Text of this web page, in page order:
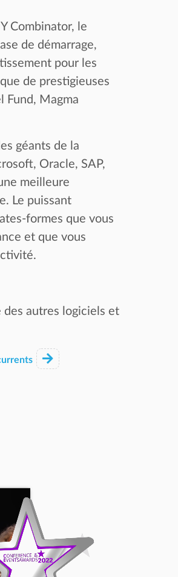
Combinator, le
de démarrage,
pour les
de prestigieuses
Fund, Magma
géants de la
Oracle, SAP,
meilleure
Le puissant
formes que vous
et que vous
des autres logiciels et